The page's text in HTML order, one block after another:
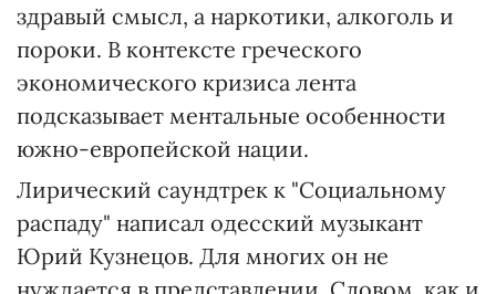
здравый смысл, а наркотики, алкоголь и
пороки. В контексте греческого
экономического кризиса лента
подсказывает ментальные особенности
южно-европейской нации.
Лирический саундтрек к "Социальному
распаду" написал одесский музыкант
Юрий Кузнецов. Для многих он не